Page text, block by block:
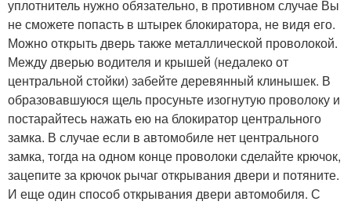
уплотнитель нужно обязательно, в противном случае Вы
не сможете попасть в штырек блокиратора, не видя его.
Можно открыть дверь также металлической проволокой.
Между дверью водителя и крышей (недалеко от
центральной стойки) забейте деревянный клинышек. В
образовавшуюся щель просуньте изогнутую проволоку и
постарайтесь нажать ею на блокиратор центрального
замка. В случае если в автомобиле нет центрального
замка, тогда на одном конце проволоки сделайте крючок,
зацепите за крючок рычаг открывания двери и потяните.
И еще один способ открывания двери автомобиля. С